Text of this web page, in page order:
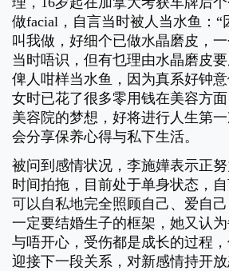
做facial，自言当时被人当水鱼：“
叫我做，好细个已做水晶磨皮，
当时唔识，但有乜理由水晶磨皮
俾人咁样当水鱼，因为真系好钟
女时已花了很多零用钱在美容方
美容院的梦想，好将进行人生第
会分享保养心得与私下生活。
被问到感情状况， 李施嬅表示正
时间拍拖，目前处于单身状态，
可以自私地完全照顾自己、爱自
一定要结婚生子的框架 ，她又认
与唔开心，受伤都是成长的过程
迎接下一段关系，对新感情持开放